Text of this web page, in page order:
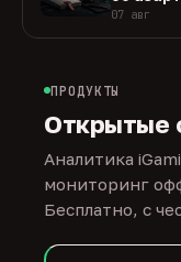
07 авг
ПРОДУКТЫ
Открытые
Аналитика
мониторинг
Бесплатно, с